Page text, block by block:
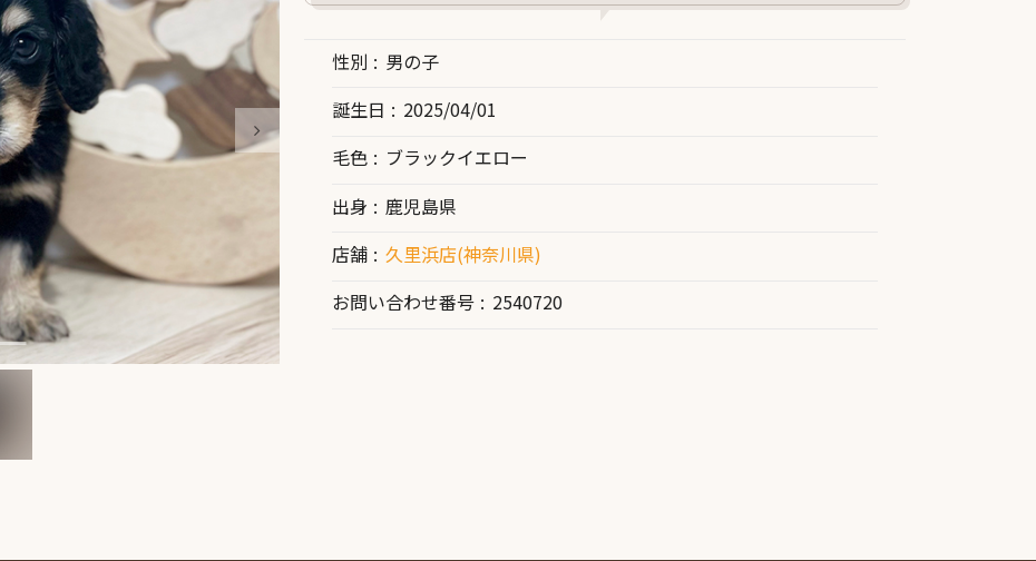
性別
男の子
誕生日
2025/04/01
毛色
ブラックイエロー
出身
鹿児島県
店舗
久里浜店(神奈川県)
お問い合わせ番号
2540720